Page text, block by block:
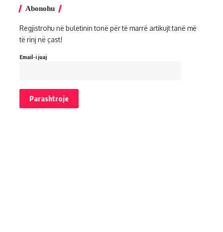
Abonohu
Regjistrohu në buletinin tonë për të marrë artikujt tanë më
të rinj në çast!
Email-i juaj